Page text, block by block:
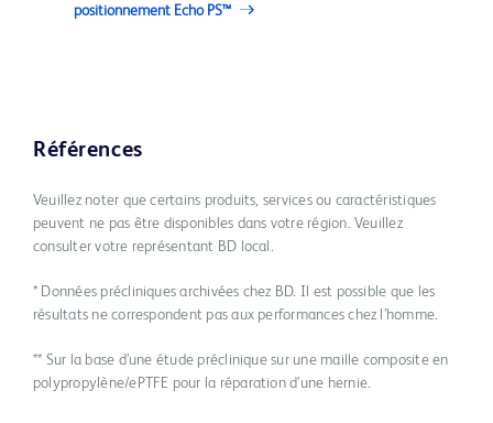
positionnement Echo PS™
Références
Veuillez noter que certains produits, services ou caractéristiques
peuvent ne pas être disponibles dans votre région. Veuillez
consulter votre représentant BD local.
* Données précliniques archivées chez BD. Il est possible que les
résultats ne correspondent pas aux performances chez l’homme.
** Sur la base d’une étude préclinique sur une maille composite en
polypropylène/ePTFE pour la réparation d’une hernie.